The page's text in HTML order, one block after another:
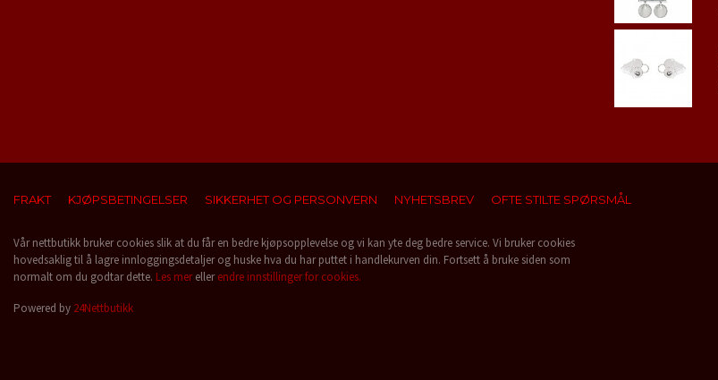
FRAKT KJØPSBETINGELSER SIKKERHET OG PERSONVERN NYHETSBREV OFTE STILTE SPØRSMÅL
Vår nettbutikk bruker cookies slik at du får en bedre kjøpsopplevelse og vi kan yte deg bedre service. Vi bruker cookies
hovedsaklig til å lagre innloggingsdetaljer og huske hva du har puttet i handlekurven din. Fortsett å bruke siden som
normalt om du godtar dette. Les merellerendre innstillinger for cookies.
Powered by 24Nettbutikk